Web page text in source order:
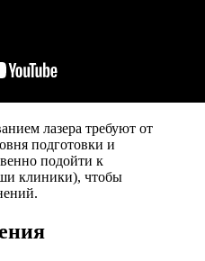
лазера требуют от
подготовки и
подойти к
клиники), чтобы